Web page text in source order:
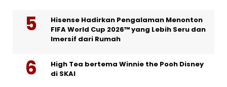
Hisense Hadirkan Pengalaman Menonton
FIFA World Cup 2026™ yang Lebih Seru dan
Imersif dari Rumah
High Tea bertema Winnie the Pooh Disney
di SKAI